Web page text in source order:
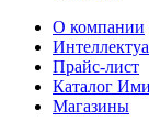
О компании
Прайс-лист
Каталог
Магазины